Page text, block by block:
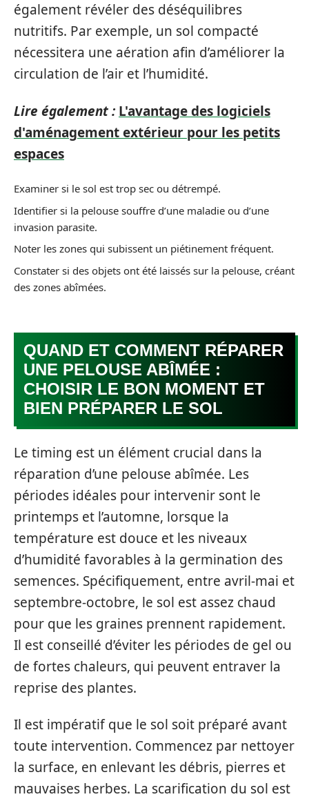
également révéler des déséquilibres
nutritifs. Par exemple, un sol compacté
nécessitera une aération afin d’améliorer la
circulation de l’air et l’humidité.
Lire également : L'avantage des logiciels
d'aménagement extérieur pour les petits
espaces
Examiner si le sol est trop sec ou détrempé.
Identifier si la pelouse souffre d’une maladie ou d’une
invasion parasite.
Noter les zones qui subissent un piétinement fréquent.
Constater si des objets ont été laissés sur la pelouse, créant
des zones abîmées.
QUAND ET COMMENT RÉPARER
UNE PELOUSE ABÎMÉE :
CHOISIR LE BON MOMENT ET
BIEN PRÉPARER LE SOL
Le timing est un élément crucial dans la
réparation d’une pelouse abîmée. Les
périodes idéales pour intervenir sont le
printemps et l’automne, lorsque la
température est douce et les niveaux
d’humidité favorables à la germination des
semences. Spécifiquement, entre avril-mai et
septembre-octobre, le sol est assez chaud
pour que les graines prennent rapidement.
Il est conseillé d’éviter les périodes de gel ou
de fortes chaleurs, qui peuvent entraver la
reprise des plantes.
Il est impératif que le sol soit préparé avant
toute intervention. Commencez par nettoyer
la surface, en enlevant les débris, pierres et
mauvaises herbes. La scarification du sol est